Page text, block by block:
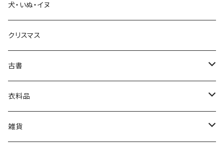
生活・暮らし
芸術・絵画・写真
絵本・児童書
娯楽・エンターテインメント
犬・いぬ・イヌ
クリスマス
古書
古書セット
美術
衣料品
POLEWARDS
雑貨